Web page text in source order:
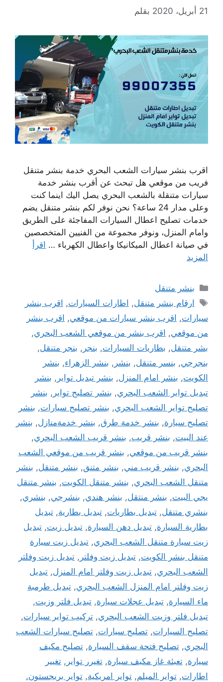
21 أبريل، 2020 بقلم
اقرب بنشر سيارات الشعب البحري خدمة بنشر متنقل
فريب من موقعي هل تبحث عن أقرب بنشر خدمة
سيارات متنقلة بالشعب البحري يصل اليك اينما كنت
وعلى مدار 24 ساعة؟ نحن نوفر لكم بنشر متنقل يضم
خدمات تصليح اعطال السيارات المفاجئة على الطريق
وامام المنزل، ونوفر مجموعة من الفنيين المتخصصين
في صيانة اعطال الميكانيكا واعطال الكهرباء … اقرأ
المزيد
التصنيفات
بنشر متنقل
الوسوم
ارقام بنشر متنقل, اطارات السيارات, اقرب بنشر
سيارات, اقرب بنشر سيارات من موقعي, اقرب بنشر
من موقعي, اقرب بنشر من موقعي الشعب البحري,
بشر متنقل, بطاريات السيارات, بنجر , بنجر متنقل,
بنجرجي, بنسر متنقل, بنشر , بنشر الزهراء, بنشر
الكويت, بنشر امام المنزل, بنشر تبديل تواير , بنشر
تبديل تواير الشعب البحري, بنشر تصليح تواير , بنشر
تصليح تواير الشعب البحري, بنشر تصليح سيارات, بنشر
تصليح سيارة, بنشر خدمة طرق, بنشر خدمةمنازل, بنشر
عند البيت, بنشر قريب, بنشر قريب الشعب البحري,
بنشر قريب من موقعي, بنشر قريب من موقعي الشعب
البحري, بنشر قريب مني, بنشر متنق, بنشر متنقل, بنشر
متنقل الشعب البحري, بنشر متنقل الكويت, بنشر متنقل
يجي البيت, بنشر منتقل, بنشر هندي, بنشرجي, بنشري,
بنشري متنقل, تبديل بطاريات, تبديل بطارية, تبديل
بطارية السيارة, تبديل دهن السيارة, تبديل زيت, تبديل
زيت سيارة متنقل الشعب البحري, تبديل زيت سيارة
متنقل بنشر الكويت, تبديل زيت وفلتر , تبديل زيت وفلتر
الشعب البحري, تبديل زيت وفلتر امام المنزل, تبديل
زيت وفلتر امام المنزل الشعب البحري, تبديل طرمبة
ماء السيارة, تبديل عجلات سيارة, تبديل فلتر وزيت,
تبديل فلتر وزيت الشعب البحري, تركيب تواير سيارات,
تصليح السيارات, تصليح سيارات, تصليح سيارات الشعب
البحري, تصليح فتحة سقف السيارة, تصليح مكيف
سيارة, تعبئة غاز مكيف سيارة, تغيرر تواير , تغيير
اطارات, تواير الميلم, تواير امريكية, تواير بريجستون.